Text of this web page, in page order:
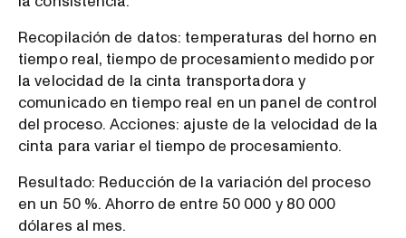
Recopilación de datos: temperaturas del horno en
tiempo real, tiempo de procesamiento medido por
la velocidad de la cinta transportadora y
comunicado en tiempo real en un panel de control
del proceso. Acciones: ajuste de la velocidad de la
cinta para variar el tiempo de procesamiento.
Resultado: Reducción de la variación del proceso
en un 50 %. Ahorro de entre 50 000 y 80 000
dólares al mes.